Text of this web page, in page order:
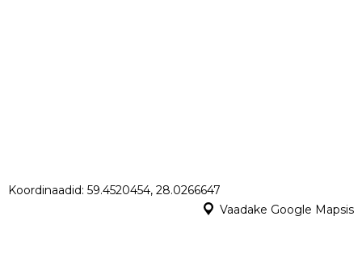
Koordinaadid: 59.4520454, 28.0266647
Vaadake Google Mapsis